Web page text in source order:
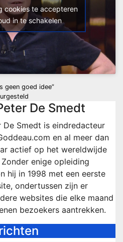
cookies te accepteren
in te schakelen
geen goed idee”
De Smedt
De Smedt is eindredacteur
en al meer dan
actief op het wereldwijde
enige opleiding
hij in 1998 met een eerste
ondertussen zijn er
websites die elke maand
bezoekers aantrekken.